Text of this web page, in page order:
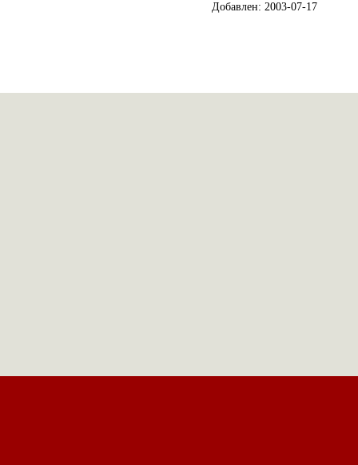
Добавлен: 2003-07-17